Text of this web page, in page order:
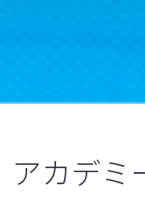
アカデミ